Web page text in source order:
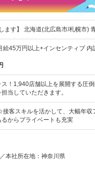
ます】 北海道(北広島市/札幌市)
給45万円以上+インセンティブ
ス！1,940店舗以上を展開する圧
当していただきます。
客スキルを活かして、大幅年収
からプライベートも充実
本社所在地：神奈川県